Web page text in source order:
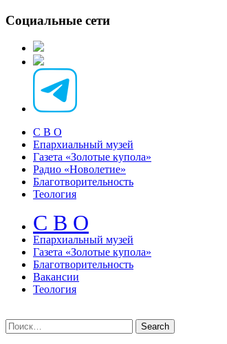
Социальные сети
С В О
Епархиальный музей
Газета «Золотые купола»
Радио «Новолетие»
Благотворительность
Теология
С В О
Епархиальный музeй
Газета «Золотые купола»
Благотворительность
Вакансии
Теология